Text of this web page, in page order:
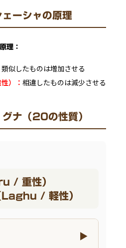
ーシャの原理
理：
類似したものは増加させる
性）：相違したものは減少させる
ナ（20の性質）
/ 重性）
/ 軽性）